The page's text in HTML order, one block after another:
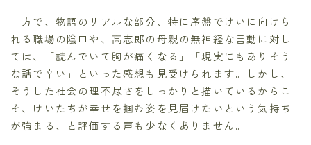
一方で、物語のリアルな部分、特に序盤でけいに向けら
れる職場の陰口や、高志郎の母親の無神経な言動に対し
ては、「読んでいて胸が痛くなる」「現実にもありそう
な話で辛い」といった感想も見受けられます。しかし、
そうした社会の理不尽さをしっかりと描いているからこ
そ、けいたちが幸せを掴む姿を見届けたいという気持ち
が強まる、と評価する声も少なくありません。